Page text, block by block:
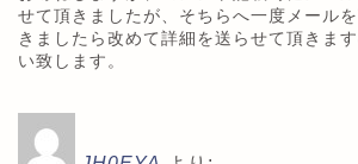
せて頂きましたが、そちらへ一度メール
きましたら改めて詳細を送らせて頂きま
い致します。